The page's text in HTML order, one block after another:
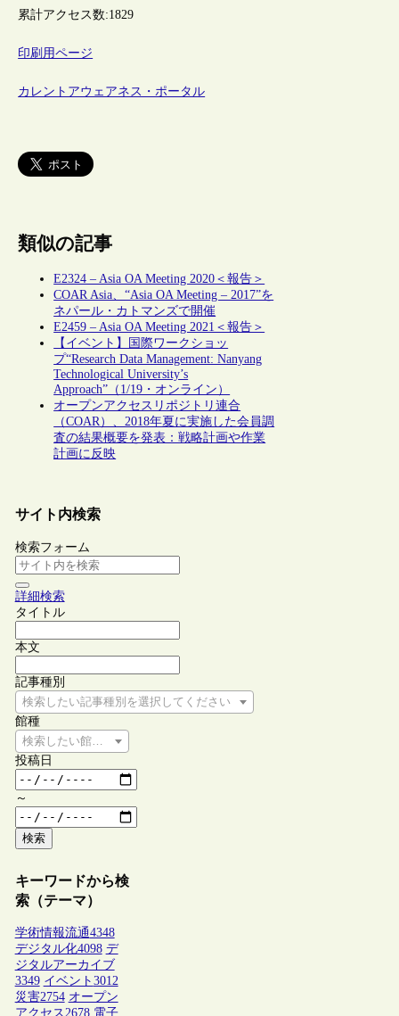
累計アクセス数:1829
印刷用ページ
カレントアウェアネス・ポータル
類似の記事
E2324 – Asia OA Meeting 2020＜報告＞
COAR Asia、“Asia OA Meeting – 2017”を
ネパール・カトマンズで開催
E2459 – Asia OA Meeting 2021＜報告＞
【イベント】国際ワークショッ
プ“Research Data Management: Nanyang
Technological University’s
Approach”（1/19・オンライン）
オープンアクセスリポジトリ連合
（COAR）、2018年夏に実施した会員調
査の結果概要を発表：戦略計画や作業
計画に反映
サイト内検索
検索フォーム
詳細検索
タイトル
本文
記事種別
検索したい記事種別を選択してください
館種
検索したい館種を選択してください
投稿日
～
検索
キーワードから検
索（テーマ）
学術情報流通4348
デジタル化4098 デ
ジタルアーカイブ
3349 イベント 3012
災害2754 オープン
アクセス 2678 電子